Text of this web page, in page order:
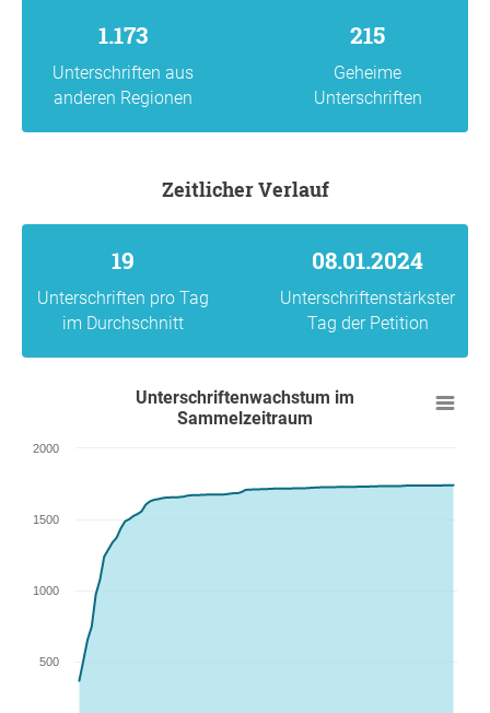
1.173
Unterschriften aus
anderen Regionen
215
Geheime
Unterschriften
Zeitlicher Verlauf
19
Unterschriften pro Tag
im Durchschnitt
08.01.2024
Unterschriftenstärkster
Tag der Petition
Unterschriftenwachstum im
Sammelzeitraum
500
1000
1500
2000